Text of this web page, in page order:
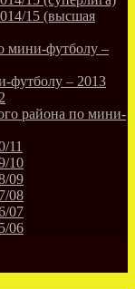
15 (высшая
мини-футболу –
футболу – 2013
района по мини-
11
10
09
08
07
06